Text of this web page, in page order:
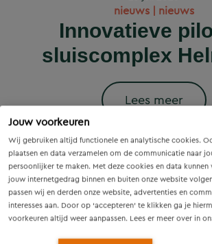
Jouw voorkeuren
Wij gebruiken altijd functionele en analytische cookies.
plaatsen en data verzamelen om de communicatie naar
persoonlijker te maken. Met deze cookies en data
jouw internetgedrag binnen en buiten onze website
passen wij en derden onze website, advertenties en
interesses aan. Door op ‘accepteren’ te klikken ga je
voorkeuren altijd weer aanpassen. Lees er meer over in
krijgen
voorrang op
stroomnet?
Lees meer
nieuws | nieuws
Innovatieve
sluiscomplex
Lees meer
Slim
voorkomt
vervanging
Eindhovense
Drenthe: inzicht
vandaag,
morgen
Wet versterking
werking: wat
dit voor